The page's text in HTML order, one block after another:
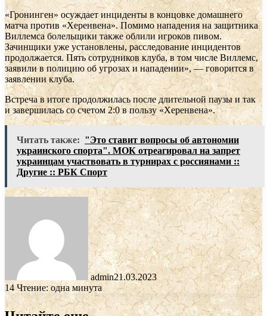
«Гронинген» осуждает инциденты в концовке домашнего
матча против «Херенвена». Помимо нападения на защитника
Виллемса болельщики также облили игроков пивом.
Зачинщики уже установлены, расследование инцидентов
продолжается. Пять сотрудников клуба, в том числе Виллемс,
заявили в полицию об угрозах и нападении», — говорится в
заявлении клуба.
Встреча в итоге продолжилась после длительной паузы и так
и завершилась со счетом 2:0 в пользу «Херенвена».
Читать также: "Это ставит вопросы об автономии
украинского спорта". МОК отреагировал на запрет
украинцам участвовать в турнирах с россиянами ::
Другие :: РБК Спорт
admin21.03.2023
14 Чтение: одна минута